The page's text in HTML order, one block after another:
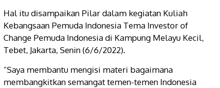
Hal itu disampaikan Pilar dalam kegiatan Kuliah
Kebangsaan Pemuda Indonesia Tema Investor of
Change Pemuda Indonesia di Kampung Melayu Kecil,
Tebet, Jakarta, Senin (6/6/2022).
“Saya membantu mengisi materi bagaimana
membangkitkan semangat temen-temen Indonesia